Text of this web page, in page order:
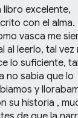
libro excelente,
con el alma.
vasca me
al leerlo, tal vez
lo suficiente,
no sabia que lo
y
su historia ,